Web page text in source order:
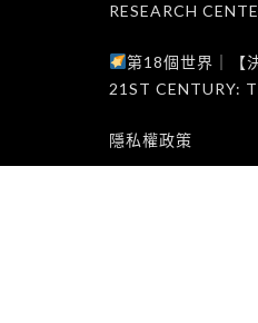
RESEARCH
第18個世界｜【
21ST CENTURY:
隱私權政策